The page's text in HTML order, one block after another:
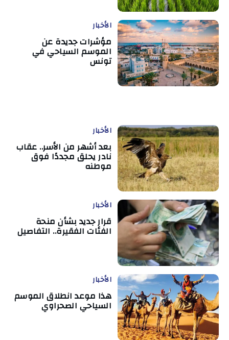
الأخبار
مؤشرات جديدة عن
الموسم السياحي في
تونس
الأخبار
بعد أشهر من الأسر.. عقاب
نادر يحلق مجددًا فوق
موطنه
الأخبار
قرار جديد بشأن منحة
الفئات الفقيرة.. التفاصيل
الأخبار
هذا موعد انطلاق الموسم
السياحي الصحراوي